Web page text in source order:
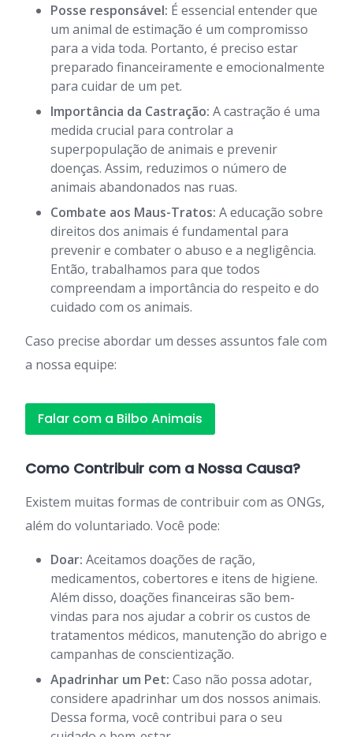
Posse responsável: É essencial entender que
um animal de estimação é um compromisso
para a vida toda. Portanto, é preciso estar
preparado financeiramente e emocionalmente
para cuidar de um pet.
Importância da Castração: A castração é uma
medida crucial para controlar a
superpopulação de animais e prevenir
doenças. Assim, reduzimos o número de
animais abandonados nas ruas.
Combate aos Maus-Tratos: A educação sobre
direitos dos animais é fundamental para
prevenir e combater o abuso e a negligência.
Então, trabalhamos para que todos
compreendam a importância do respeito e do
cuidado com os animais.
Caso precise abordar um desses assuntos fale com
a nossa equipe:
Falar com a Bilbo Animais
Como Contribuir com a Nossa Causa?
Existem muitas formas de contribuir com as ONGs,
além do voluntariado. Você pode:
Doar: Aceitamos doações de ração,
medicamentos, cobertores e itens de higiene.
Além disso, doações financeiras são bem-
vindas para nos ajudar a cobrir os custos de
tratamentos médicos, manutenção do abrigo e
campanhas de conscientização.
Apadrinhar um Pet: Caso não possa adotar,
considere apadrinhar um dos nossos animais.
Dessa forma, você contribui para o seu